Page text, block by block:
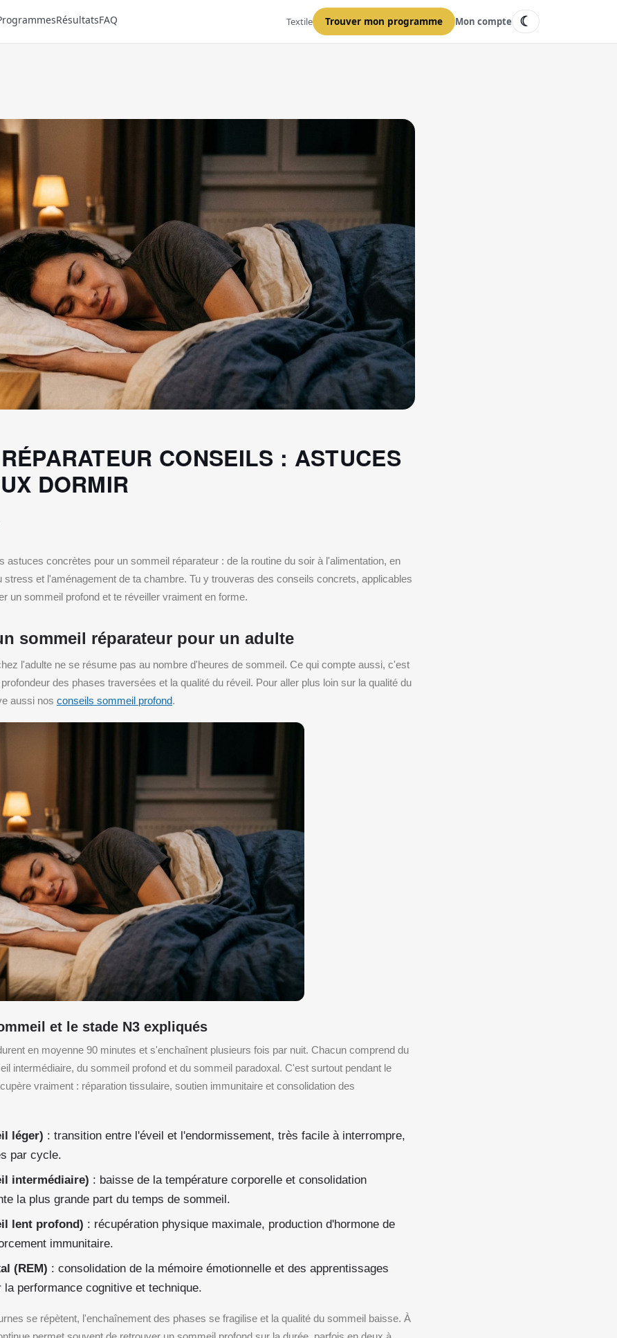
RésultatsFAQ Textile Trouver mon programme Mon compte ☾
CONSEILS : ASTUCES
DORMIR
astuces concrètes pour un sommeil réparateur : de la routine du soir à l'alimentation, en
stress et l'aménagement de ta chambre. Tu y trouveras des conseils concrets, applicables
un sommeil profond et te réveiller vraiment en forme.
sommeil réparateur pour un adulte
l'adulte ne se résume pas au nombre d'heures de sommeil. Ce qui compte aussi, c'est
des phases traversées et la qualité du réveil. Pour aller plus loin sur la qualité du
aussi nos conseils sommeil profond.
et le stade N3 expliqués
en moyenne 90 minutes et s'enchaînent plusieurs fois par nuit. Chacun comprend du
intermédiaire, du sommeil profond et du sommeil paradoxal. C'est surtout pendant le
vraiment : réparation tissulaire, soutien immunitaire et consolidation des
léger) : transition entre l'éveil et l'endormissement, très facile à interrompre,
par cycle.
intermédiaire) : baisse de la température corporelle et consolidation
la plus grande part du temps de sommeil.
lent profond) : récupération physique maximale, production d'hormone de
immunitaire.
(REM) : consolidation de la mémoire émotionnelle et des apprentissages
performance cognitive et technique.
se répètent, l'enchaînement des phases se fragilise et la qualité du sommeil baisse. À